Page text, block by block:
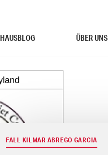
HAUSBLOG ÜBER UNS
FALL KILMAR ABREGO GARCIA